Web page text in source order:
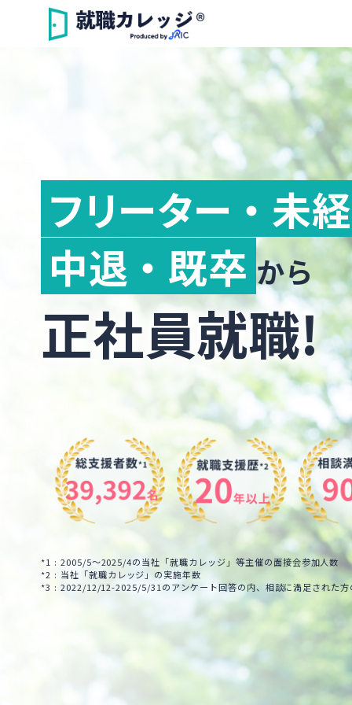
フリーター ・ 未
中退 ・ 既卒 から
正社員就職!
*1 : 2005/5～2025/4の当社「就職カレッジ」等主催の面接会参加人数
*2 : 当社「就職カレッジ」の実施年数
*3 : 2022/12/12-2025/5/31のアンケート回答の内、相談に満足された方